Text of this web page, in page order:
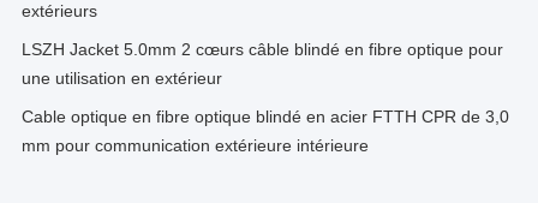
extérieurs
LSZH Jacket 5.0mm 2 cœurs câble blindé en fibre optique pour
une utilisation en extérieur
Cable optique en fibre optique blindé en acier FTTH CPR de 3,0
mm pour communication extérieure intérieure